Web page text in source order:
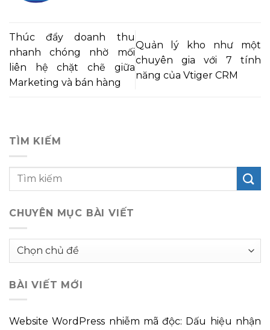
Thúc đẩy doanh thu
nhanh chóng nhờ mối
liên hệ chặt chẽ giữa
Marketing và bán hàng
Quản lý kho như một
chuyên gia với 7 tính
năng của Vtiger CRM
TÌM KIẾM
CHUYÊN MỤC BÀI VIẾT
Chuyên
viết
BÀI VIẾT MỚI
Website WordPress nhiễm mã độc: Dấu hiệu nhận